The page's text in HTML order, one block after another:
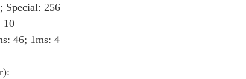
Special: 256
10
46; 1ms: 4